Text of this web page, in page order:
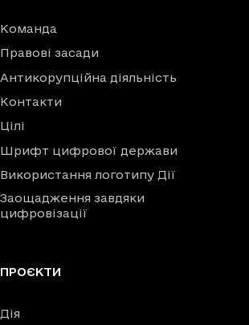
Команда
Правові засади
Антикорупційна діяльність
Контакти
Цілі
Шрифт цифрової держави
Використання логотипу Дії
Заощадження завдяки
цифровізації
ПРОЄКТИ
Дія